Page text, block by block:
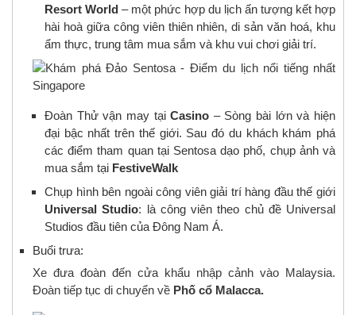
Resort World – một phức hợp du lịch ấn tượng kết hợp
hài hoà giữa công viên thiên nhiên, di sản văn hoá, khu
ẩm thực, trung tâm mua sắm và khu vui chơi giải trí.
Đoàn Thử vận may tạiCasino – Sòng bài lớn và hiện
đại bậc nhất trên thế giới. Sau đó du khách khám phá
các điểm tham quan tại Sentosa dạo phố, chụp ảnh và
mua sắm tại FestiveWalk
Chụp hình bên ngoài công viên giải trí hàng đầu thế giới
Universal Studio: là công viên theo chủ đề Universal
Studios đầu tiên của Đông Nam Á.
Buổi trưa:
Xe đưa đoàn đến cửa khẩu nhập cảnh vào Malaysia.
Đoàn tiếp tục di chuyển về Phố cổ Malacca.